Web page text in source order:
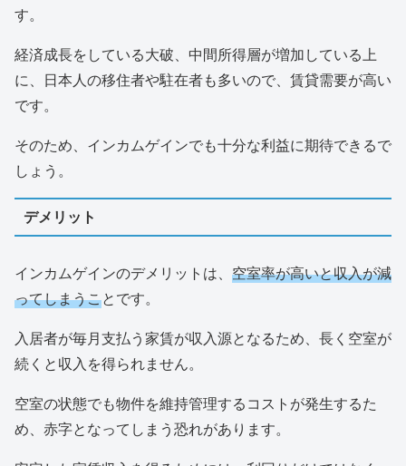
す。
経済成長をしている大破、中間所得層が増加している上
に、日本人の移住者や駐在者も多いので、賃貸需要が高い
です。
そのため、インカムゲインでも十分な利益に期待できるで
しょう。
デメリット
インカムゲインのデメリットは、 空室率が高いと収入が減
ってしまうことです。
入居者が毎月支払う家賃が収入源となるため、長く空室が
続くと収入を得られません。
空室の状態でも物件を維持管理するコストが発生するた
め、赤字となってしまう恐れがあります。